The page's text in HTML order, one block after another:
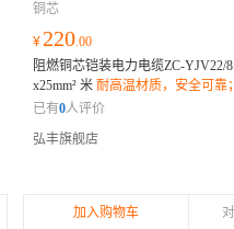
铜芯
¥ 220.00
阻燃铜芯铠装电力电缆ZC-YJV22/
x25mm² 米 耐高温材质，安全可靠
抗拉，安装方便；环保绝缘，长久
已有0人评价
弘丰旗舰店
加入购物车